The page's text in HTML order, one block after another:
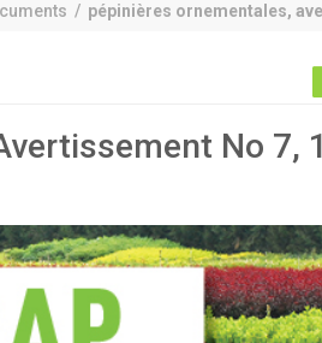
/ pépinières ornementales,
No 7,